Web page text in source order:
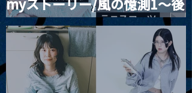
藤まりこアコースティック
violence POPとテニスコー
ツ」